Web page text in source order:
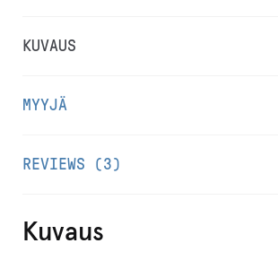
KUVAUS
MYYJÄ
REVIEWS (3)
Kuvaus